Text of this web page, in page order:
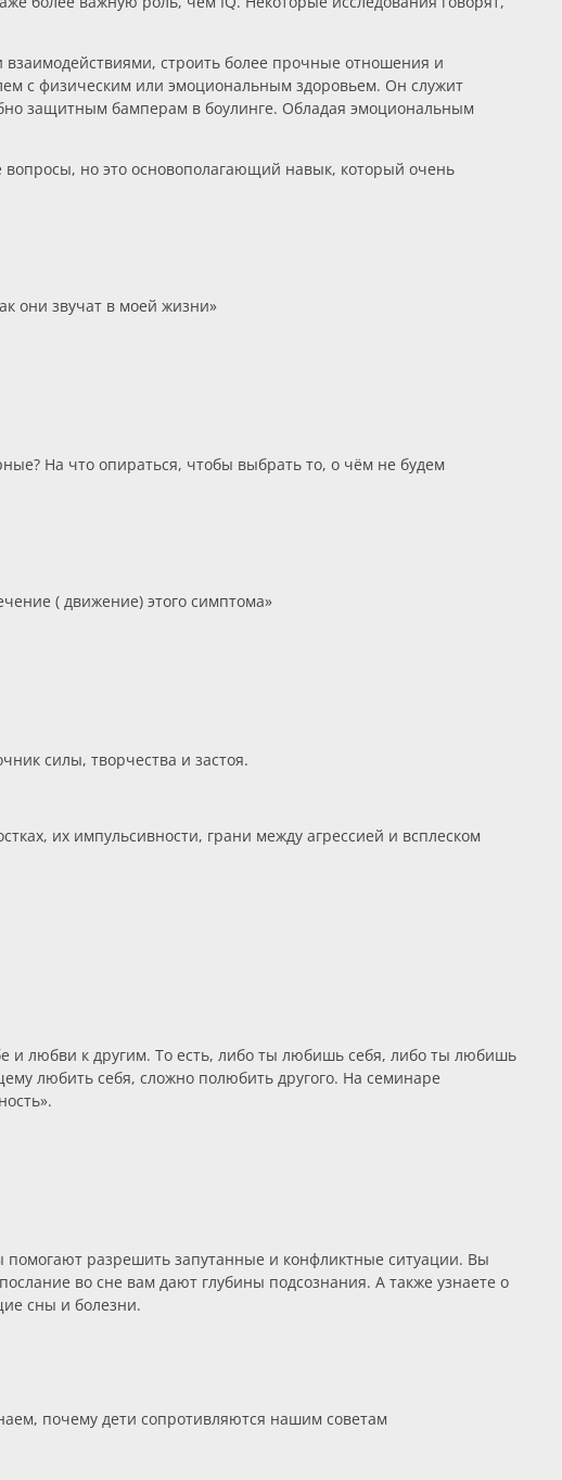
строить более прочные отношения и
с физическим или эмоциональным здоровьем. Он служит
защитным бамперам в боулинге. Обладая эмоциональным
вопросы, но это основополагающий навык, который очень
они звучат в моей жизни»
На что опираться, чтобы выбрать то, о чём не будем
( движение) этого симптома»
силы, творчества и застоя.
их импульсивности, грани между агрессией и всплеском
и любви к другим. То есть, либо ты любишь себя, либо ты любишь
любить себя, сложно полюбить другого. На семинаре
разрешить запутанные и конфликтные ситуации. Вы
во сне вам дают глубины подсознания. А также узнаете о
сны и болезни.
почему дети сопротивляются нашим советам